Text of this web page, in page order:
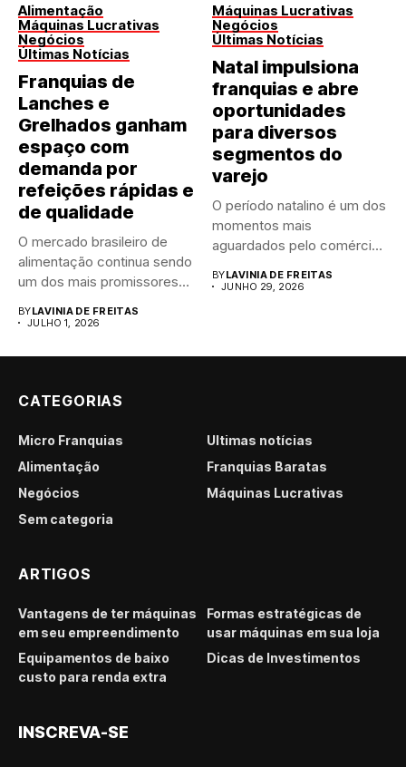
Alimentação
Máquinas Lucrativas
Negócios
Últimas Notícias
Franquias de
Lanches e
Grelhados ganham
espaço com
demanda por
refeições rápidas e
de qualidade
O mercado brasileiro de
alimentação continua sendo
um dos mais promissores
BYLAVINIA DE FREITAS
JULHO 1, 2026
Máquinas Lucrativas
Negócios
Últimas Notícias
Natal impulsiona
franquias e abre
oportunidades
para diversos
segmentos do
varejo
O período natalino é um dos
momentos mais
aguardados pelo comércio
BYLAVINIA DE FREITAS
JUNHO 29, 2026
CATEGORIAS
Micro Franquias
Últimas notícias
Alimentação
Franquias Baratas
Negócios
Máquinas Lucrativas
Sem categoria
ARTIGOS
Vantagens de ter máquinas
em seu empreendimento
Formas estratégicas de
usar máquinas em sua loja
Equipamentos de baixo
custo para renda extra
Dicas de Investimentos
INSCREVA-SE